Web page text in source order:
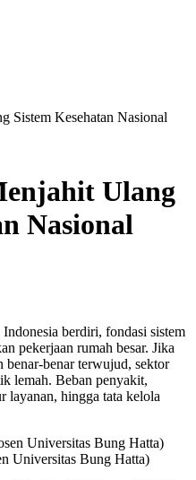
Sistem Kesehatan Nasional
Ulang
Nasional
Indonesia berdiri, fondasi sistem
pekerjaan rumah besar. Jika
benar-benar terwujud, sektor
lemah. Beban penyakit,
layanan, hingga tata kelola
Universitas Bung Hatta)